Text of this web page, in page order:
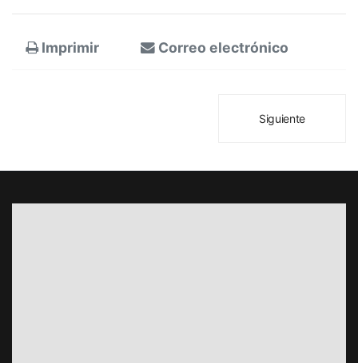
Imprimir Correo electrónico
Siguiente